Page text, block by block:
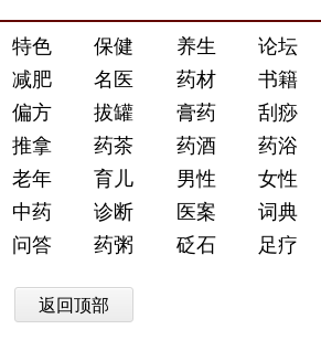
特色 保健 养生
论坛
减肥 名医 药材
书籍
偏方 拔罐 膏药
刮痧
推拿 药茶 药酒
药浴
老年 育儿 男性
女性
中药 诊断 医案
词典
问答 药粥 砭石 足疗
返回顶部